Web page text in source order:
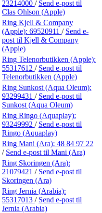
23214000 / Send e-post til
Clas Ohlson (Apple)
Ring Kjell & Company
(Apple): 69520911 / Send e-
post til Kjell & Company
(Apple)
Ring Telenorbutikken (Apple):
55317612 / Send e-post til
Telenorbutikken (Apple)
Ring Sunkost (Aqua Oleum):
93299431 / Send e-post til
Sunkost (Aqua Oleum)
Ring Ringo (Aquaplay):
93249992 / Send e-post til
Ringo (Aquaplay)
Ring Mani (Ara): 48 84 97 22
/ Send e-post til Mani (Ara)
Ring Skoringen (Ara):
21079421 / Send e-post til
Skoringen (Ara)
Ring Jernia (Arabia):
55317013 / Send e-post til
Jernia (Arabia)